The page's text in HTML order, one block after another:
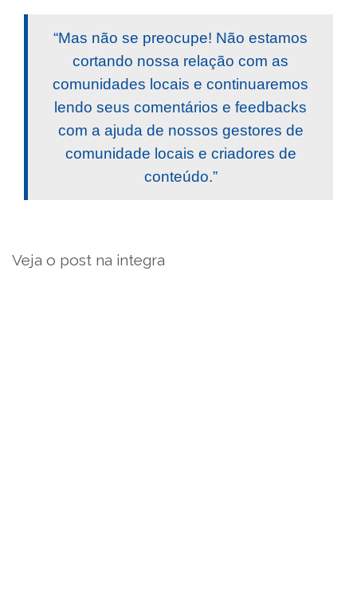
“Mas não se preocupe! Não estamos
cortando nossa relação com as
comunidades locais e continuaremos
lendo seus comentários e feedbacks
com a ajuda de nossos gestores de
comunidade locais e criadores de
conteúdo.”
Veja o post na integra